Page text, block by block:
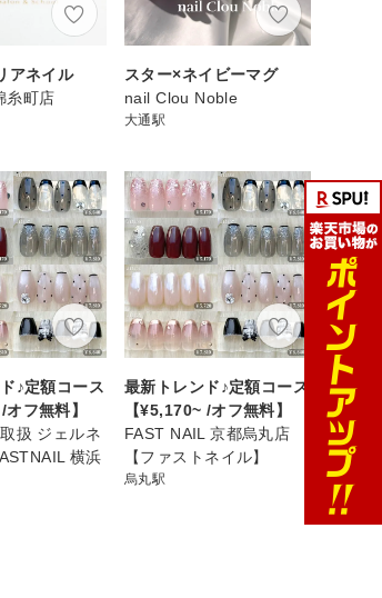
アネイル
糸町店
スター×ネイビーマグ
nail Clou Noble
大通駅
♪定額コース
オフ無料】
扱 ジェルネ
横浜
最新トレンド♪定額コース
【¥5,170~ /オフ無料】
FAST NAIL 京都烏丸店
【ファストネイル】
烏丸駅